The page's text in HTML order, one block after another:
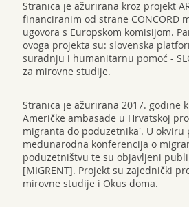
Stranica je ažurirana kroz projekt
financiranim od strane CONCORD
ugovora s Europskom komisijom.
ovoga projekta su: slovenska
suradnju i humanitarnu pomoć -
za mirovne studije.
Stranica je ažurirana 2017. godine
Američke ambasade u Hrvatskoj
migranta do poduzetnika'. U okviru
medunarodna konferencija o
poduzetništvu te su objavljeni
[MIGRENT]. Projekt su zajednički
mirovne studije i Okus doma.